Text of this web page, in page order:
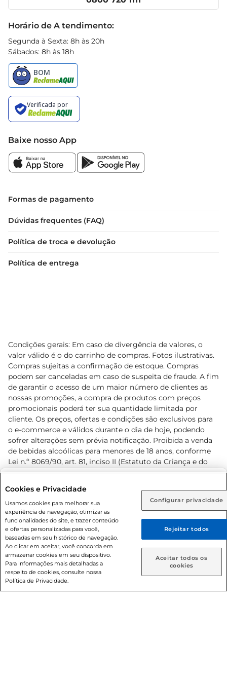
Rio de Janeiro (RJ) Goiás (GO)
Ou
Caso queira comprar online, informe como deseja receber
suas compras:
Entrega em casa Retire em Loja
minutos. Basta cozinhar em água fervente e
adicionar o molho de sua preferência.
Dicas de preparo e combinações
Para realçar o sabordo Espaguete Renata N8
Integral, experimente combinálo com molhos à
base de azeite, alho e ervas, ou um molho de
tomate caseiro. Adicionar legumes grelhados ou
proteínas como frango ou atum pode
transformar seu prato em uma refeição completa
e equilibrada. Não seesqueça de ajustar o tempo
de cozimento para alcançar a textura ideal.
Informações nutricionais
O Espaguete Renata N8 Integral é uma excelente
digestiva. Além disso, é uma opção que se
consumo de carboidratos refinados. Cada porção
escolha inteligente para quem se preocupa com
Horário de A tendimento:
Segunda à Sexta: 8h às 20h
Sábados: 8h às 18h
Baixe nosso App
Formas de pagamento
Dúvidas frequentes (FAQ)
Política de troca e devolução
Política de entrega
Condições gerais: Em caso de divergência de valores, o
valor válido é o do carrinho de compras. Fotos ilustrativas.
Compras sujeitas a confirmação de estoque. Compras
podem ser canceladas em caso de suspeita de fraude. A fim
de garantir o acesso de um maior número de clientes as
nossas promoções, a compra de produtos com preços
promocionais poderá ter sua quantidade limitada por
cliente. Os preços, ofertas e condições são exclusivos para
o e-commerce e válidos durante o dia de hoje, podendo
sofrer alterações sem prévia notificação. Proibida a venda
de bebidas alcoólicas para menores de 18 anos, conforme
Lei n.º 8069/90, art. 81, inciso II (Estatuto da Criança e do
Adolescente). Preços e condições exclusivos para o
prévio. O valor mínimo para as compras on-line é de R$
80,00.
© 2026 Copyright. Todos os direitos
reservados Prezunic.
Cookies e Privacidade
Usamos cookies para melhorar sua
experiência de navegação, otimizar as
funcionalidades do site, e trazer conteúdo
e ofertas personalizadas para você,
baseadas em seu histórico de navegação.
Ao clicar em aceitar, você concorda em
armazenar cookies em seu dispositivo.
Para informações mais detalhadas a
respeito de cookies, consulte nossa
Política de Privacidade.
Configurar privacidade
Rejeitar todos
Aceitar todos os
cookies